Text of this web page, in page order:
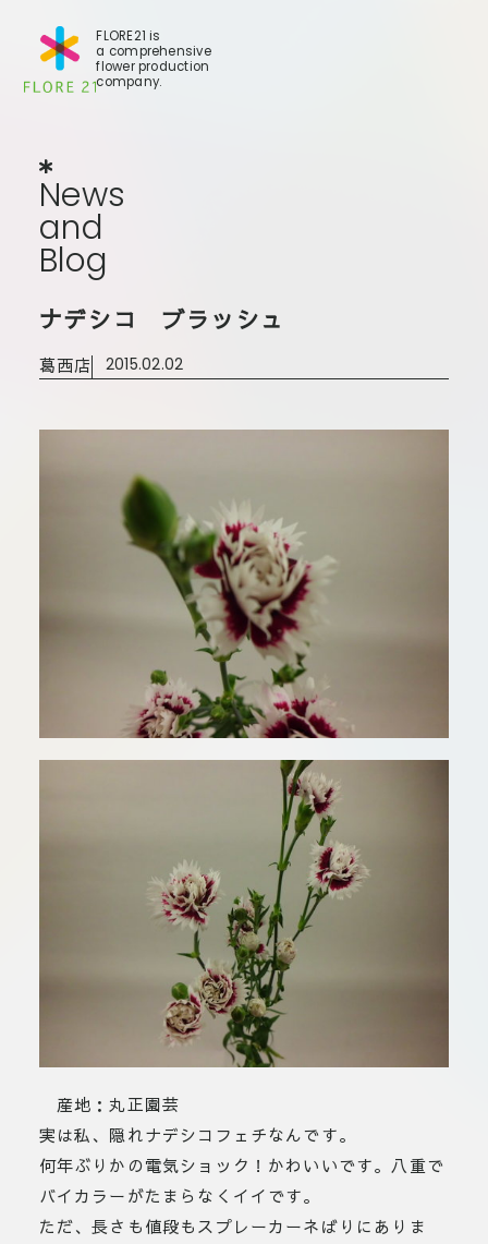
FLORE21 is
a comprehensive
flower production
company.
News
News
and
and
Blog
Blog
ナデシコ ブラッシュ
葛西店 2015.02.02
産地：丸正園芸
実は私、隠れナデシコフェチなんです。
何年ぶりかの電気ショック！かわいいです。八重で
バイカラーがたまらなくイイです。
ただ、長さも値段もスプレーカーネばりにありま
大田本店
Tokyo
shokubutsu